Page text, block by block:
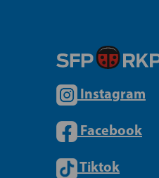
Instagram
Facebook
Tiktok